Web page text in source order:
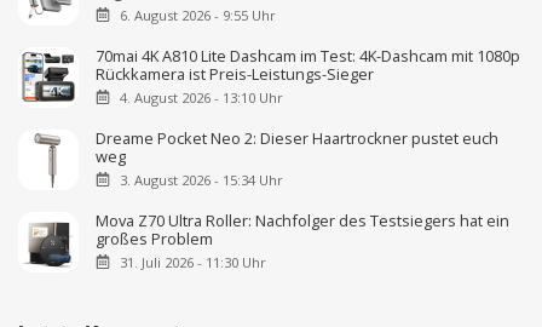
6. August 2026 - 9:55 Uhr
70mai 4K A810 Lite Dashcam im Test: 4K-Dashcam mit 1080p
Rückkamera ist Preis-Leistungs-Sieger
4. August 2026 - 13:10 Uhr
Dreame Pocket Neo 2: Dieser Haartrockner pustet euch
weg
3. August 2026 - 15:34 Uhr
Mova Z70 Ultra Roller: Nachfolger des Testsiegers hat ein
großes Problem
31. Juli 2026 - 11:30 Uhr